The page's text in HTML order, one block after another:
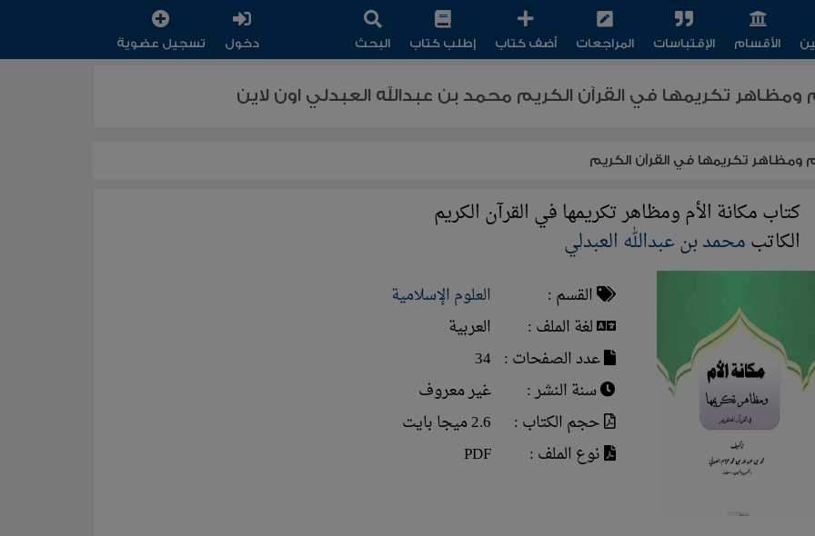
الأقسام الإقتباسات المراجعات أضف كتاب إطلب كتاب البحث دخول تسجيل عضوية
ومظاهر تكريمها في القرآن الكريم محمد بن عبدالله العبدلي اون لاين
ومظاهر تكريمها في القرآن الكريم
كتاب مكانة الأم ومظاهر تكريمها في القرآن الكريم
الكاتبمحمد بن عبدالله العبدلي
القسم :
العلوم الإسلامية
لغة الملف :
العربية
عدد الصفحات : 34
سنة النشر :
غير معروف
حجم الكتاب :
2.6 ميجا بايت
نوع الملف :
PDF